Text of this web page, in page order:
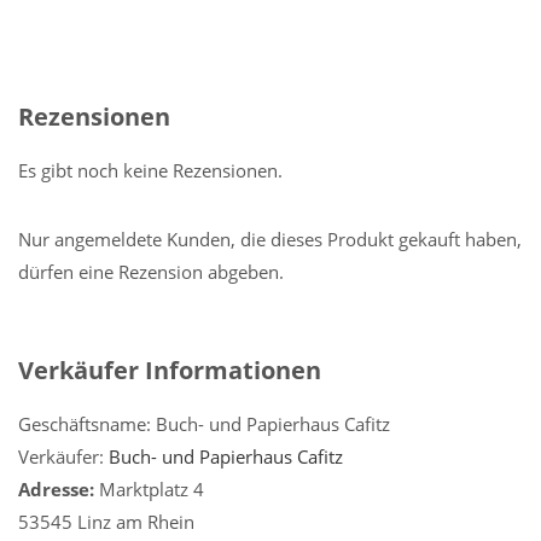
Rezensionen
Es gibt noch keine Rezensionen.
Nur angemeldete Kunden, die dieses Produkt gekauft haben,
dürfen eine Rezension abgeben.
Verkäufer Informationen
Geschäftsname: Buch- und Papierhaus Cafitz
Verkäufer: Buch- und Papierhaus Cafitz
Adresse: Marktplatz 4
53545 Linz am Rhein